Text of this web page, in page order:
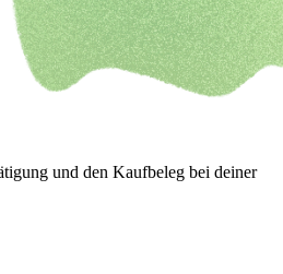
und den Kaufbeleg bei deiner